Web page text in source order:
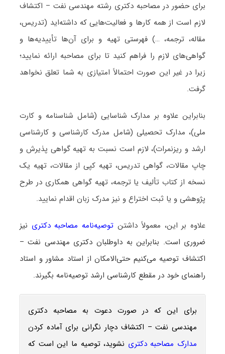
برای حضور در مصاحبه دکتری رشته مهندسی نفت – اکتشاف
لازم است از همه کارها و فعالیت‌هایی که داشته‌اید (تدریس،
مقاله، ترجمه، …) فهرستی تهیه و برای آن‌ها تأییدیه‌ها و
گواهی‌های لازم را فراهم کنید تا برای مصاحبه ارائه نمایید؛
زیرا در غیر این صورت احتمالاً امتیازی به شما تعلق نخواهد
گرفت.
بنابراین علاوه بر مدارک شناسایی (شامل شناسنامه و کارت
ملی)، مدارک تحصیلی (شامل مدرک کارشناسی و کارشناسی
ارشد و ریزنمرات)، لازم است نسبت به تهیه گواهی پذیرش و
چاپ مقالات، گواهی تدریس، تهیه کپی از مقالات، تهیه یک
نسخه از کتاب تألیف یا ترجمه، تهیه گواهی همکاری در طرح
پژوهشی و یا ثبت اختراع و نیز مدرک زبان اقدام نمایید.
علاوه بر این، معمولاً داشتنتوصیه‌نامه مصاحبه دکتری نیز
ضروری است. بنابراین به داوطلبان دکتری مهندسی نفت –
اکتشاف توصیه می‌کنیم حتی‌الامکان از استاد مشاور و استاد
راهنمای خود در مقطع کارشناسی ارشد توصیه‌نامه بگیرند.
برای این که در صورت دعوت به مصاحبه دکتری
مهندسی نفت – اکتشاف دچار نگرانی برای آماده کردن
مدارک مصاحبه دکتری نشوید، توصیه ما این است که